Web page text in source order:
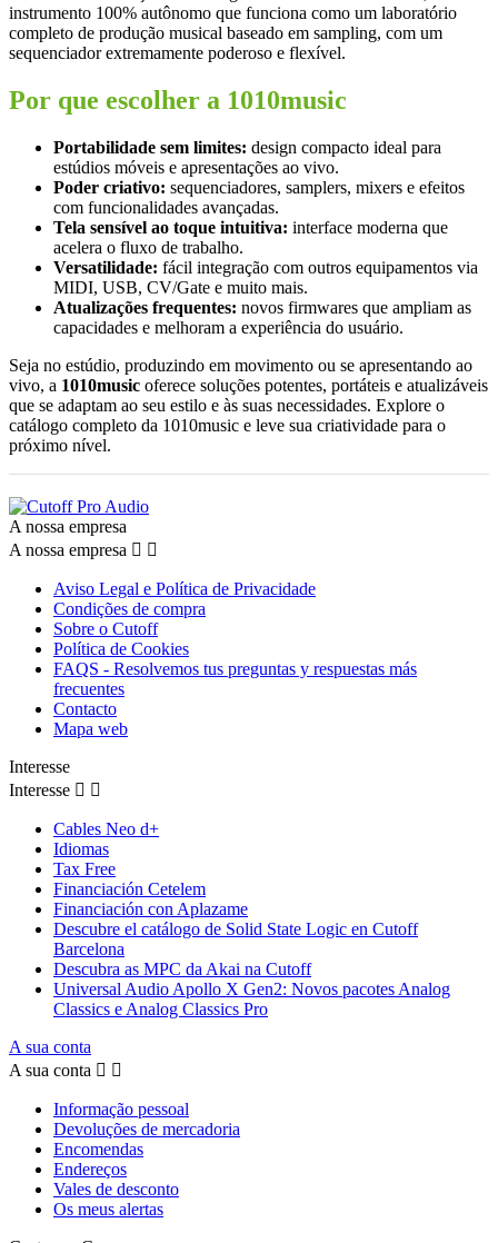
instrumento 100% autônomo que funciona como um laboratório
completo de produção musical baseado em sampling, com um
sequenciador extremamente poderoso e flexível.
Por que escolher a 1010music
Portabilidade sem limites: design compacto ideal para
estúdios móveis e apresentações ao vivo.
Poder criativo: sequenciadores, samplers, mixers e efeitos
com funcionalidades avançadas.
Tela sensível ao toque intuitiva: interface moderna que
acelera o fluxo de trabalho.
Versatilidade: fácil integração com outros equipamentos via
MIDI, USB, CV/Gate e muito mais.
Atualizações frequentes: novos firmwares que ampliam as
capacidades e melhoram a experiência do usuário.
Seja no estúdio, produzindo em movimento ou se apresentando ao
vivo, a 1010music oferece soluções potentes, portáteis e atualizáveis
que se adaptam ao seu estilo e às suas necessidades. Explore o
catálogo completo da 1010music e leve sua criatividade para o
próximo nível.
A nossa empresa
A nossa empresa  
Aviso Legal e Política de Privacidade
Condições de compra
Sobre o Cutoff
Política de Cookies
FAQS - Resolvemos tus preguntas y respuestas más
frecuentes
Contacto
Mapa web
Interesse
Interesse  
Cables Neo d+
Idiomas
Tax Free
Financiación Cetelem
Financiación con Aplazame
Descubre el catálogo de Solid State Logic en Cutoff
Barcelona
Descubra as MPC da Akai na Cutoff
Universal Audio Apollo X Gen2: Novos pacotes Analog
Classics e Analog Classics Pro
A sua conta
A sua conta  
Informação pessoal
Devoluções de mercadoria
Encomendas
Endereços
Vales de desconto
Os meus alertas